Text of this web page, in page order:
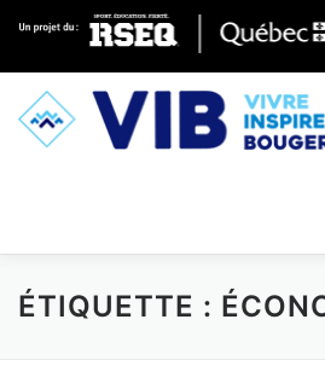
Skip to content
ÉTIQUETTE :